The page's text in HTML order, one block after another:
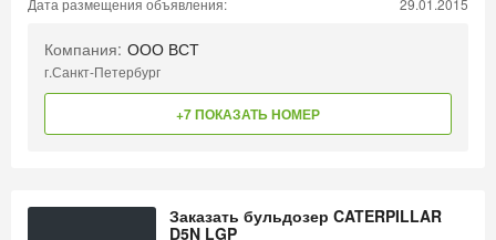
Дата размещения объявления: 29.01.2015
Компания: ООО ВСТ
г.Санкт-Петербург
+7 ПОКАЗАТЬ НОМЕР
Заказать бульдозер CATERPILLAR
D5N LGP